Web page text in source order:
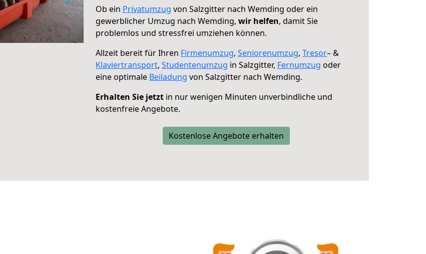
Ob ein Privatumzug von Salzgitter nach Wemding oder ein
gewerblicher Umzug nach Wemding, wir helfen, damit Sie
problemlos und stressfrei umziehen können.
Allzeit bereit für Ihren Firmenumzug, Seniorenumzug, Tresor– &
Klaviertransport, Studentenumzug in Salzgitter, Fernumzug oder
eine optimale Beiladung von Salzgitter nach Wemding.
Erhalten Sie jetzt in nur wenigen Minuten unverbindliche und
kostenfreie Angebote.
Kostenlose Angebote erhalten